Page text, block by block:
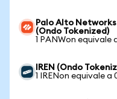
Palo Alto
(Ondo Tokenized)
1 PANWon equivale
IREN (Ondo
1 IRENon equivale